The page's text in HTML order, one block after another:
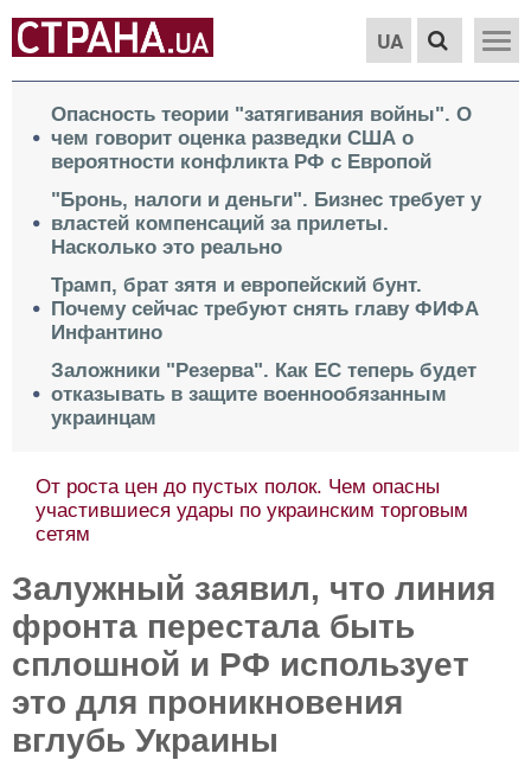
UA
Опасность теории "затягивания войны". О
чем говорит оценка разведки США о
вероятности конфликта РФ с Европой
"Бронь, налоги и деньги". Бизнес требует у
властей компенсаций за прилеты.
Насколько это реально
Трамп, брат зятя и европейский бунт.
Почему сейчас требуют снять главу ФИФА
Инфантино
Заложники "Резерва". Как ЕС теперь будет
отказывать в защите военнообязанным
украинцам
От роста цен до пустых полок. Чем опасны
участившиеся удары по украинским торговым
сетям
Залужный заявил, что линия
фронта перестала быть
сплошной и РФ использует
это для проникновения
вглубь Украины